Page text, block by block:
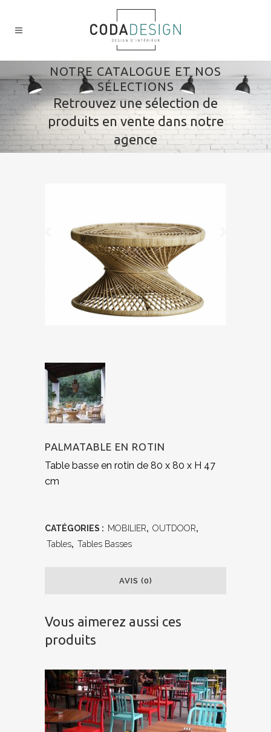
NOTRE CATALOGUE ET NOS
SÉLECTIONS
Retrouvez une sélection de
produits en vente dans notre
agence
PALMATABLE EN ROTIN
Table basse en rotin de 80 x 80 x H 47
cm
CATÉGORIES : MOBILIER, OUTDOOR,
Tables, Tables Basses
AVIS (0)
Vous aimerez aussi ces
produits